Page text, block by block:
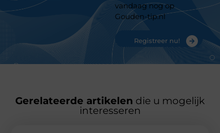
vandaag nog op
Gouden-tip.nl
Registreer nu!
Gerelateerde artikelen die u mogelijk
interesseren